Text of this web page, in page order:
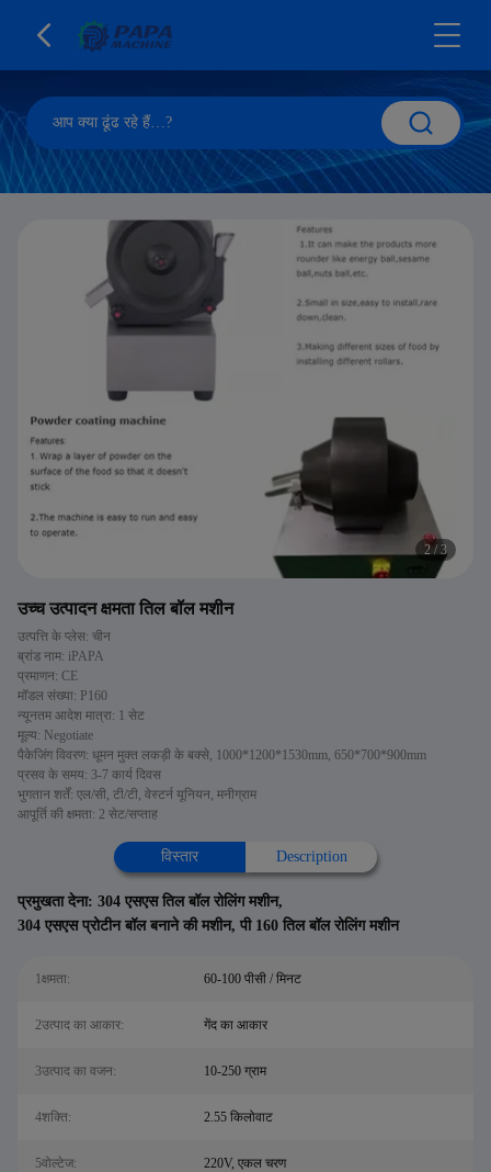
2 / 3
उच्च उत्पादन क्षमता तिल बॉल मशीन
उत्पत्ति के प्लेस: चीन
ब्रांड नाम: iPAPA
प्रमाणन: CE
मॉडल संख्या: P160
न्यूनतम आदेश मात्रा: 1 सेट
मूल्य: Negotiate
पैकेजिंग विवरण: धूमन मुक्त लकड़ी के बक्से, 1000*1200*1530mm, 650*700*900mm
प्रसव के समय: 3-7 कार्य दिवस
भुगतान शर्तें: एल/सी, टी/टी, वेस्टर्न यूनियन, मनीग्राम
आपूर्ति की क्षमता: 2 सेट/सप्ताह
विस्तार Description
प्रमुखता देना: 304 एसएस तिल बॉल रोलिंग मशीन,
304 एसएस प्रोटीन बॉल बनाने की मशीन, पी 160 तिल बॉल रोलिंग मशीन
1क्षमता: 60-100 पीसी / मिनट
2उत्पाद का आकार: गेंद का आकार
3उत्पाद का वजन: 10-250 ग्राम
4शक्ति: 2.55 किलोवाट
5वोल्टेज: 220V, एकल चरण